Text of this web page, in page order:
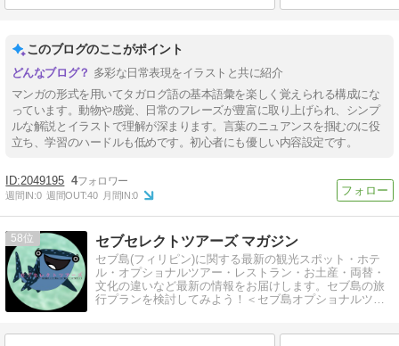
このブログのここがポイント
多彩な日常表現をイラストと共に紹介
マンガの形式を用いてタガログ語の基本語彙を楽しく覚えられる構成にな
っています。動物や感覚、日常のフレーズが豊富に取り上げられ、シンプ
ルな解説とイラストで理解が深まります。言葉のニュアンスを掴むのに役
立ち、学習のハードルも低めです。初心者にも優しい内容設定です。
2049195 4
週間IN:0 週間OUT:40 月間IN:0
58 セブセレクトツアーズ マガジン
セブ島(フィリピン)に関する最新の観光スポット・ホテ
ル・オプショナルツアー・レストラン・お土産・両替・
文化の違いなど最新の情報をお届けします。セブ島の旅
行プランを検討してみよう！＜セブ島オプショナルツア